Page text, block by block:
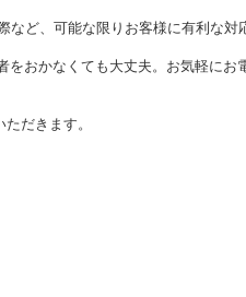
ど、可能な限りお客様に有利な対
おかなくても大丈夫。お気軽に
だきます。